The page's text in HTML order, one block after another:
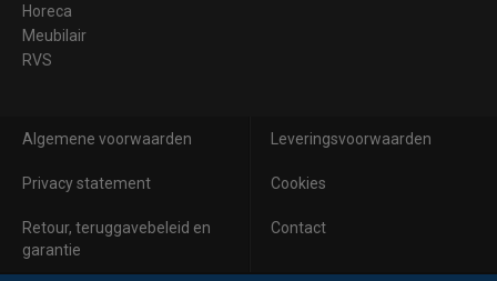
Horeca
Meubilair
RVS
Algemene voorwaarden Leveringsvoorwaarden
Privacy statement Cookies
Retour, teruggavebeleid en
garantie
Contact